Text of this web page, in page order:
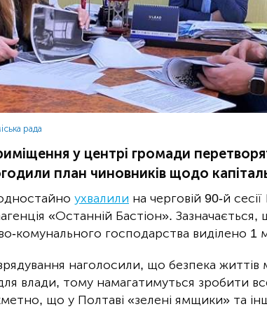
рада
у центрі громади
план чиновників щодо
ухвалили на черговій 90-й
«Останній Бастіон». Зазначається,
комунального господарства виділено 1
наголосили, що безпека
влади, тому намагатимуться зробити
що у Полтаві «зелені ямщики» та